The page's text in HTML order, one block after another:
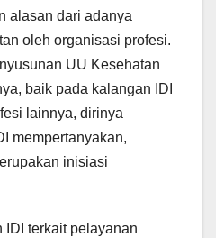
alasan dari adanya
oleh organisasi profesi.
UU Kesehatan
baik pada kalangan IDI
lainnya, dirinya
mempertanyakan,
inisiasi
IDI terkait pelayanan